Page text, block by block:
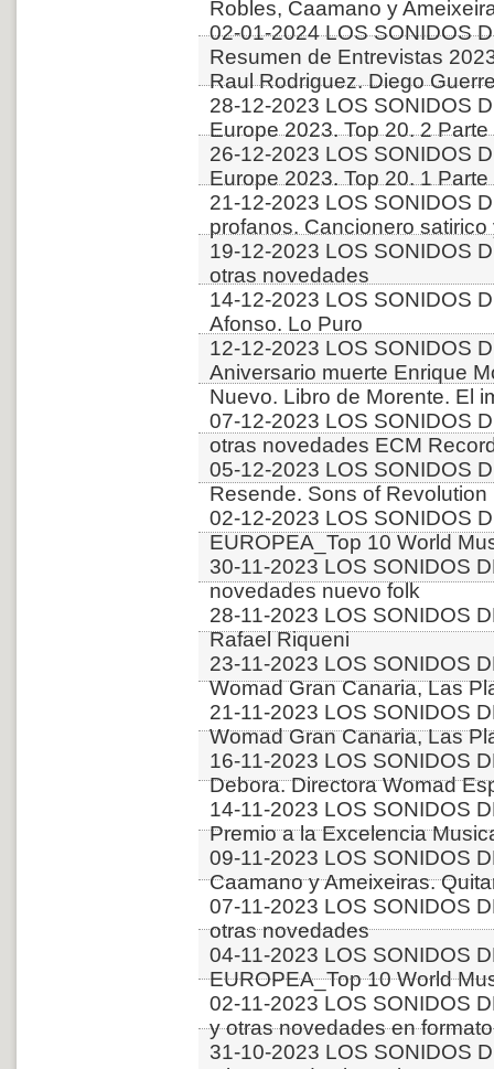
Robles, Caamano y
02-01-2024 LOS SONIDOS
Resumen de Entrevistas
Raul Rodriguez. Diego
28-12-2023 LOS SONIDOS
Europe 2023. Top 20. 2 Parte
26-12-2023 LOS SONIDOS
Europe 2023. Top 20. 1 Parte
21-12-2023 LOS SONIDOS
profanos. Cancionero
19-12-2023 LOS SONIDOS
otras novedades
14-12-2023 LOS SONIDOS
Afonso. Lo Puro
12-12-2023 LOS SONIDOS
Aniversario muerte Enrique
Nuevo. Libro de Morente. El
07-12-2023 LOS SONIDOS
otras novedades ECM
05-12-2023 LOS SONIDOS
Resende. Sons of Revolution
02-12-2023 LOS SONIDOS
EUROPEA_Top 10 World
30-11-2023 LOS SONIDOS
novedades nuevo folk
28-11-2023 LOS SONIDOS
Rafael Riqueni
23-11-2023 LOS SONIDOS
Womad Gran Canaria, Las
21-11-2023 LOS SONIDOS
Womad Gran Canaria, Las
16-11-2023 LOS SONIDOS
Debora. Directora Womad
14-11-2023 LOS SONIDOS
Premio a la Excelencia
09-11-2023 LOS SONIDOS
Caamano y Ameixeiras.
07-11-2023 LOS SONIDOS
otras novedades
04-11-2023 LOS SONIDOS
EUROPEA_Top 10 World
02-11-2023 LOS SONIDOS
y otras novedades en
31-10-2023 LOS SONIDOS